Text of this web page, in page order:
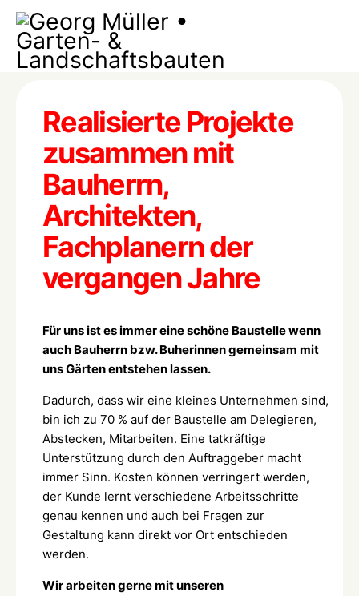
Realisierte Projekte
zusammen mit
Bauherrn,
Architekten,
Fachplanern der
vergangen Jahre
Für uns ist es immer eine schöne Baustelle wenn
auch Bauherrn bzw. Buherinnen gemeinsam mit
uns Gärten entstehen lassen.
Dadurch, dass wir eine kleines Unternehmen sind,
bin ich zu 70 % auf der Baustelle am Delegieren,
Abstecken, Mitarbeiten. Eine tatkräftige
Unterstützung durch den Auftraggeber macht
immer Sinn. Kosten können verringert werden,
der Kunde lernt verschiedene Arbeitsschritte
genau kennen und auch bei Fragen zur
Gestaltung kann direkt vor Ort entschieden
werden.
Wir arbeiten gerne mit unseren